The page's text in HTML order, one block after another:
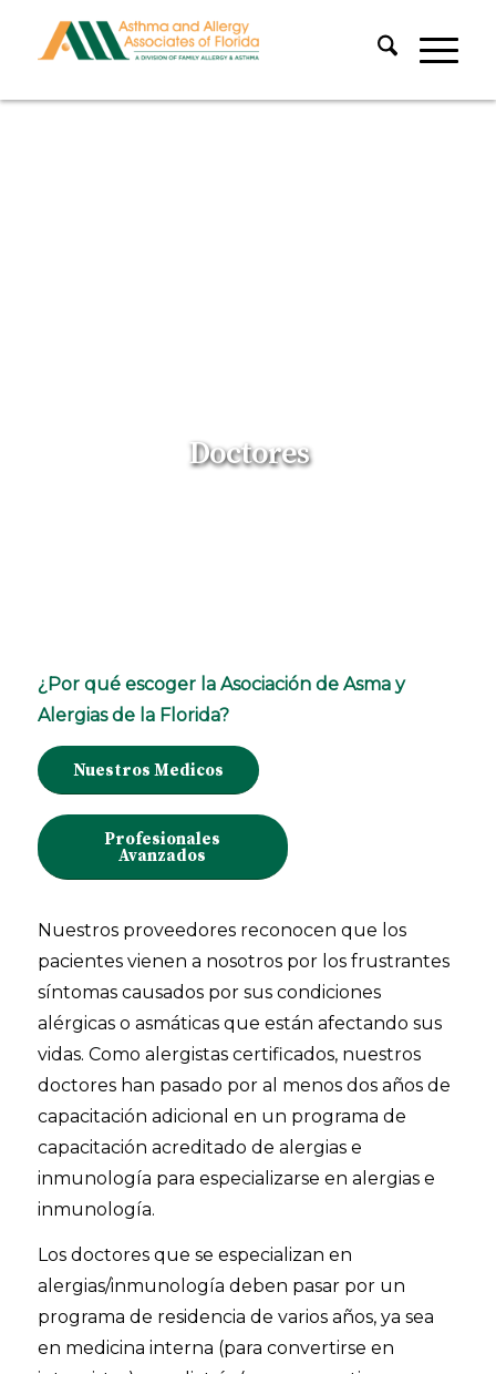
Doctores
¿Por qué escoger la Asociación de Asma y
Alergias de la Florida?
Nuestros Medicos
Profesionales
Avanzados
Nuestros proveedores reconocen que los
pacientes vienen a nosotros por los frustrantes
síntomas causados por sus condiciones
alérgicas o asmáticas que están afectando sus
vidas. Como alergistas certificados, nuestros
doctores han pasado por al menos dos años de
capacitación adicional en un programa de
capacitación acreditado de alergias e
inmunología para especializarse en alergias e
inmunología.
Los doctores que se especializan en
alergias/inmunología deben pasar por un
programa de residencia de varios años, ya sea
en medicina interna (para convertirse en